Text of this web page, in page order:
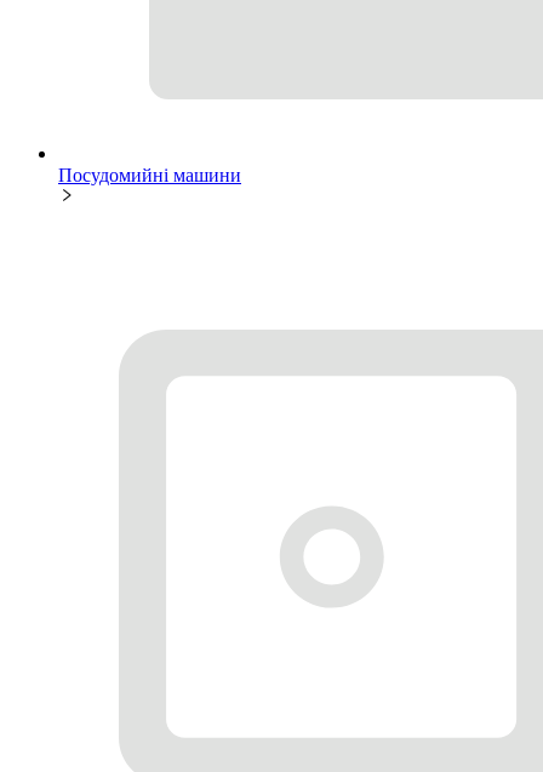
Посудомийні машини